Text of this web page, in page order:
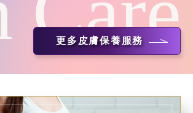
更多皮膚保養服務